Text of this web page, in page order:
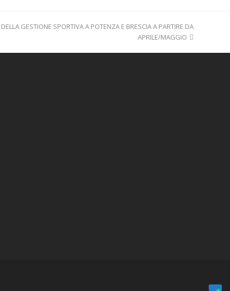
GESTIONE SPORTIVA A POTENZA E BRESCIA A PARTIRE DA
APRILE/MAGGIO